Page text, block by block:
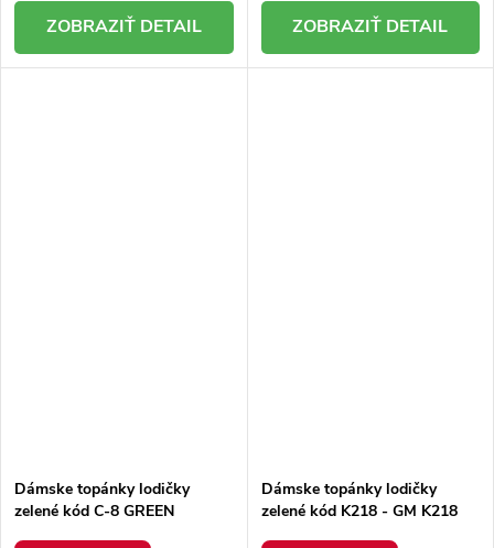
DETAIL DETAIL
Dámske topánky lodičky
zelené kód C-8 GREEN
Dámske topánky lodičky
zelené kód K218 - GM K218